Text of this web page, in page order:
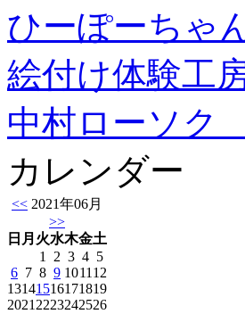
ひーぽーちゃ
絵付け体験工
中村ローソク
カレンダー
<< 2021年06月
>>
日 月 火水木金土
1
2 3 4 5
6 7 8 9 1011 12
13141516171819
2021 2223242526